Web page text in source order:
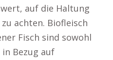
auf die Haltung
achten. Biofleisch
Fisch sind sowohl
in Bezug auf